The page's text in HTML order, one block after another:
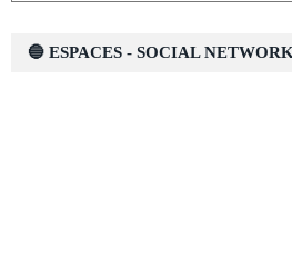
🔵 ESPACES - SOCIAL